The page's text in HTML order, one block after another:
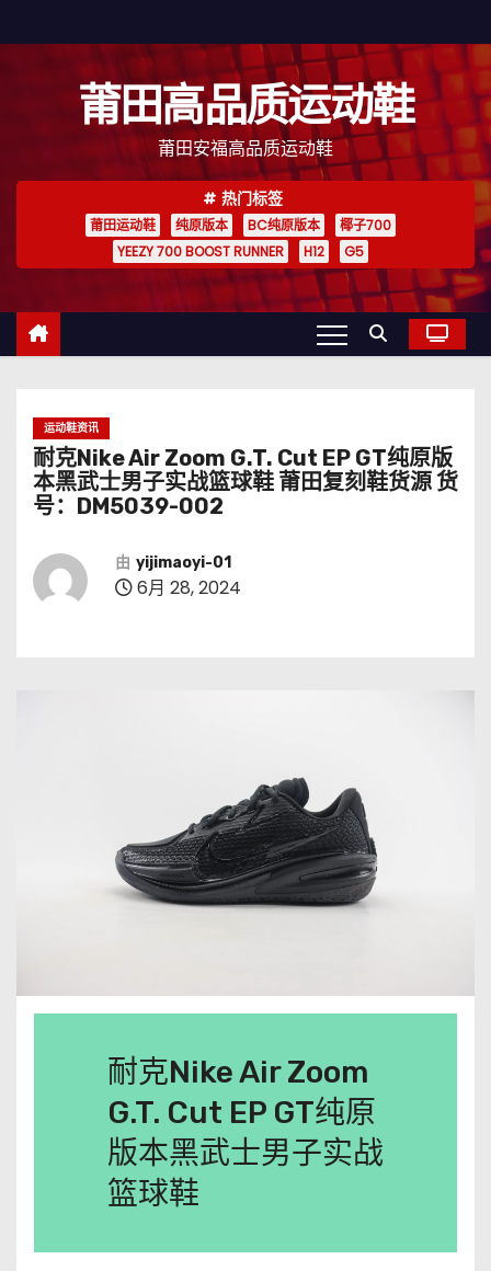
至
莆田高品质运动鞋
莆田安福高品质运动鞋
热门标签
莆田运动鞋 纯原版本 BC纯原版本
椰子700
YEEZY 700 BOOST RUNNER
H12 G5
运动鞋资讯
耐克Nike Air Zoom G.T. Cut EP GT纯原版
本黑武士男子实战篮球鞋 莆田复刻鞋货源 货
号：DM5039-002
由 yijimaoyi-01
6月 28, 2024
耐克Nike Air Zoom
G.T. Cut EP GT纯原
版本黑武士男子实战
篮球鞋